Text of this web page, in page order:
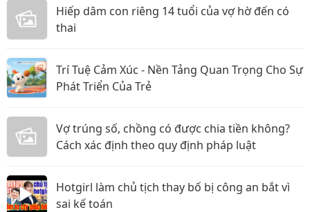
Hiếp dâm con riêng 14 tuổi của vợ hờ đến có
thai
Trí Tuệ Cảm Xúc - Nền Tảng Quan Trọng Cho Sự
Phát Triển Của Trẻ
Vợ trúng số, chồng có được chia tiền không?
Cách xác định theo quy định pháp luật
Hotgirl làm chủ tịch thay bố bị công an bắt vì
sai kế toán